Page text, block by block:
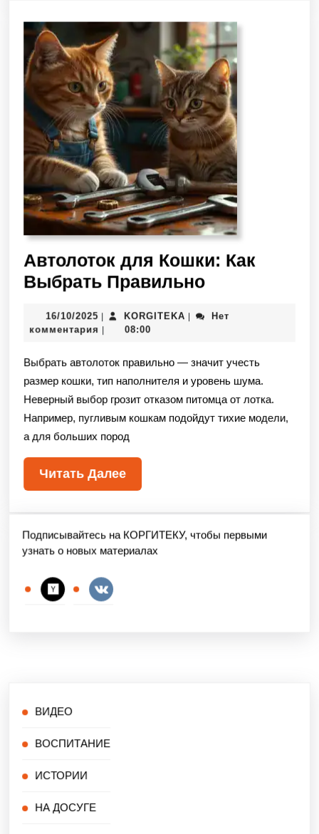
Автолоток для Кошки: Как
Выбрать Правильно
16/10/2025 KORGITEKA
Нет
комментария
08:00
Выбрать автолоток правильно — значит учесть
размер кошки, тип наполнителя и уровень шума.
Неверный выбор грозит отказом питомца от лотка.
Например, пугливым кошкам подойдут тихие модели,
а для больших пород
Читать Далее
Подписывайтесь на КОРГИТЕКУ, чтобы первыми
узнать о новых материалах
ВИДЕО
ВОСПИТАНИЕ
ИСТОРИИ
НА ДОСУГЕ